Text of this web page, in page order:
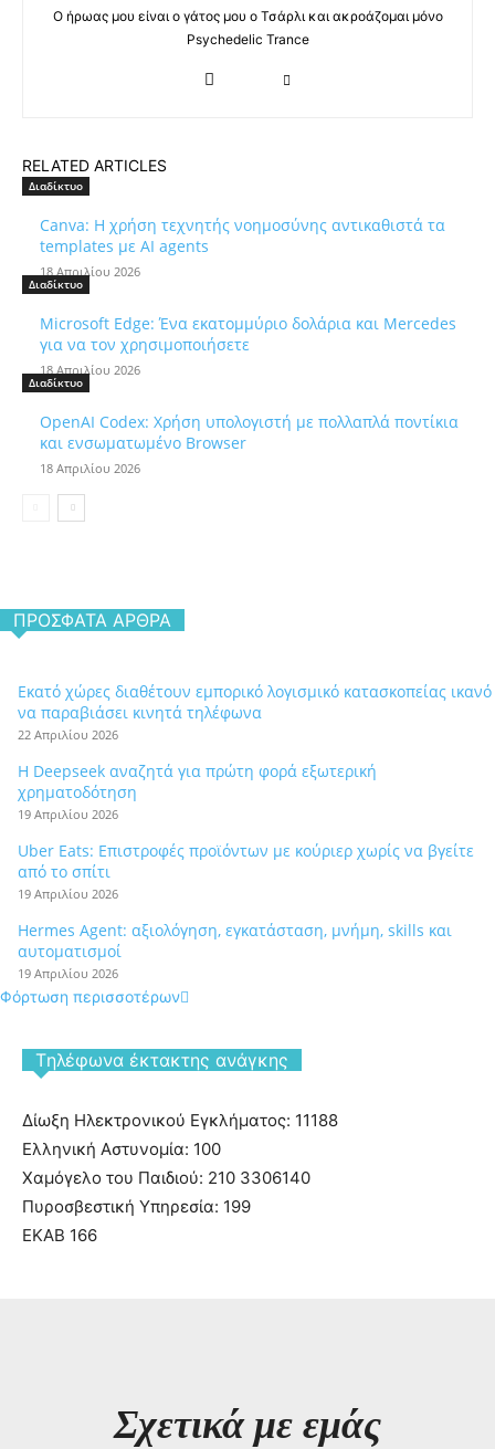
Ο ήρωας μου είναι ο γάτος μου ο Τσάρλι και ακροάζομαι μόνο
Psychedelic Trance
RELATED ARTICLES
Διαδίκτυο
Canva: Η χρήση τεχνητής νοημοσύνης αντικαθιστά τα
templates με AI agents
18 Απριλίου 2026
Διαδίκτυο
Microsoft Edge: Ένα εκατομμύριο δολάρια και Mercedes
για να τον χρησιμοποιήσετε
18 Απριλίου 2026
Διαδίκτυο
OpenAI Codex: Χρήση υπολογιστή με πολλαπλά ποντίκια
και ενσωματωμένο Browser
18 Απριλίου 2026
ΠΡΌΣΦΑΤΑ ΆΡΘΡΑ
Εκατό χώρες διαθέτουν εμπορικό λογισμικό κατασκοπείας ικανό
να παραβιάσει κινητά τηλέφωνα
22 Απριλίου 2026
Η Deepseek αναζητά για πρώτη φορά εξωτερική
χρηματοδότηση
19 Απριλίου 2026
Uber Eats: Επιστροφές προϊόντων με κούριερ χωρίς να βγείτε
από το σπίτι
19 Απριλίου 2026
Hermes Agent: αξιολόγηση, εγκατάσταση, μνήμη, skills και
αυτοματισμοί
19 Απριλίου 2026
Φόρτωση περισσοτέρων
Tηλέφωνα έκτακτης ανάγκης
Δίωξη Ηλεκτρονικού Εγκλήματος: 11188
Ελληνική Αστυνομία: 100
Χαμόγελο του Παιδιού: 210 3306140
Πυροσβεστική Υπηρεσία: 199
ΕΚΑΒ 166
Σχετικά με εμάς